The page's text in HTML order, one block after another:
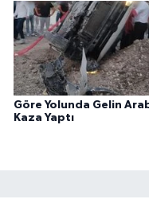
Göre Yolunda Gelin
Kaza Yaptı